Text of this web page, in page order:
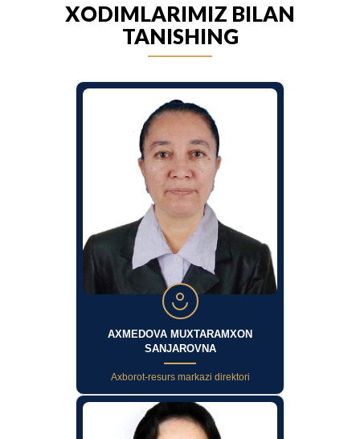
XODIMLARIMIZ BILAN
TANISHING
AXMEDOVA MUXTARAMXON
SANJAROVNA
Axborot-resurs markazi direktori